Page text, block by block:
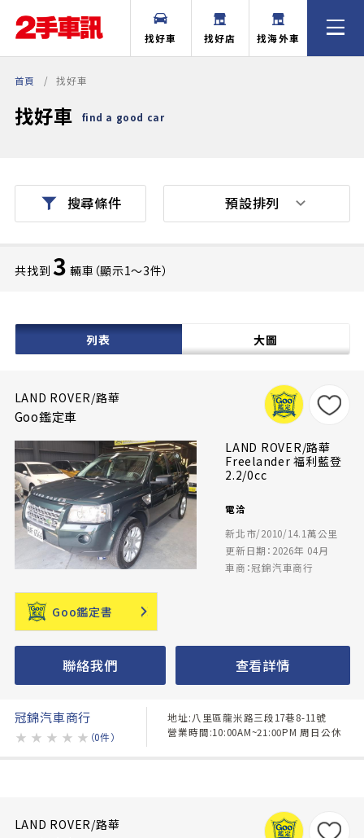
找好車 找好店 找海外車
首頁 找好車
找好車 find a good car
搜尋條件
共找到 3 輛車（顯示1〜3件）
列表 大圖
預設排列
LAND ROVER/路華
Goo鑑定車
LAND ROVER/路華
Freelander 福利藍登
2.2/0cc
電洽
新北市/2010/14.1萬公里
更新日期：2026年 04月
車商：冠錦汽車商行
Goo鑑定書
聯絡我們 查看詳情
冠錦汽車商行
★ ★ ★ ★ ★ （0件）
地址:八里區龍米路三段17巷8-11號
營業時間:10:00AM~21:00PM 周日公休
LAND ROVER/路華